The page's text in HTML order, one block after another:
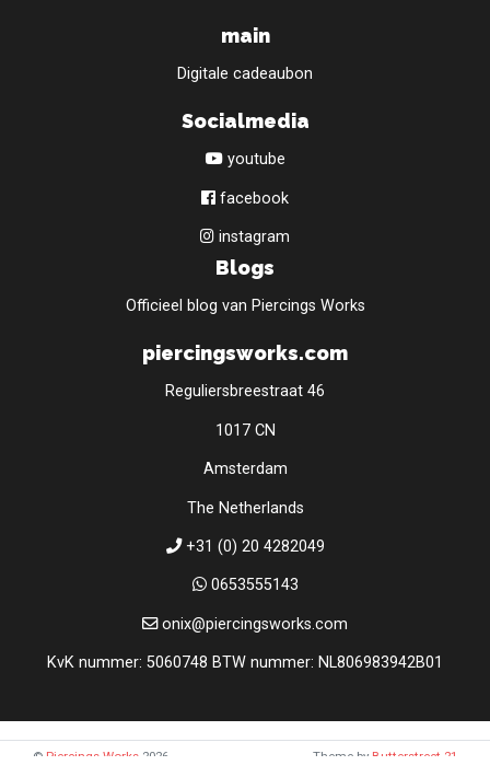
main
Digitale cadeaubon
Socialmedia
youtube
facebook
instagram
Blogs
Officieel blog van Piercings Works
piercingsworks.com
Reguliersbreestraat 46
1017 CN
Amsterdam
The Netherlands
+31 (0) 20 4282049
0653555143
onix@piercingsworks.com
KvK nummer: 5060748 BTW nummer: NL806983942B01
© Piercings Works 2026 Theme by Butterstreet 21